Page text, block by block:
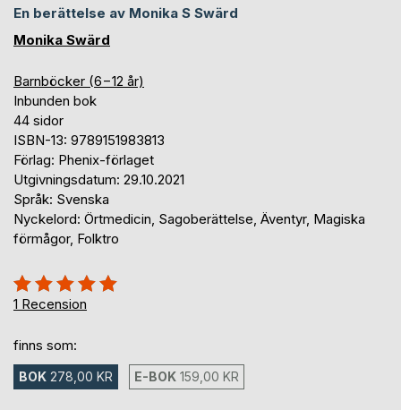
En berättelse av Monika S Swärd
Monika Swärd
Barnböcker (6−12 år)
Inbunden bok
44 sidor
ISBN-13: 9789151983813
Förlag: Phenix-förlaget
Utgivningsdatum: 29.10.2021
Språk: Svenska
Nyckelord: Örtmedicin, Sagoberättelse, Äventyr, Magiska
förmågor, Folktro
Betyg::
100%
1 Recension
finns som:
BOK 278,00 KR E-BOK 159,00 KR